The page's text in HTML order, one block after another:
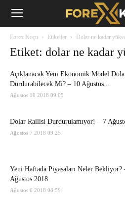
Forex
Forex Koçu Etiketler Dolar ne kadar
Etiket: dolar ne kadar
Açıklanacak Yeni Ekonomik Model
Durdurabilecek Mi? – 10 Ağustos...
Ağustos 10 2018 09:05
Dolar Rallisi Durdurulamıyor! – 7
Ağustos 7 2018 09:25
Yeni Haftada Piyasaları Neler Bekliyor?
Ağustos 2018
Ağustos 6 2018 08:59